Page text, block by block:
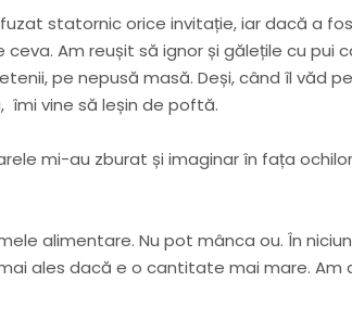
statornic orice invitație, iar dacă a
Am reușit să ignor și gălețile cu pui
pe nepusă masă. Deși, când îl văd
îmi vine să leșin de poftă.
mi-au zburat și imaginar în fața
alimentare. Nu pot mânca ou. În
ales dacă e o cantitate mai mare. Am